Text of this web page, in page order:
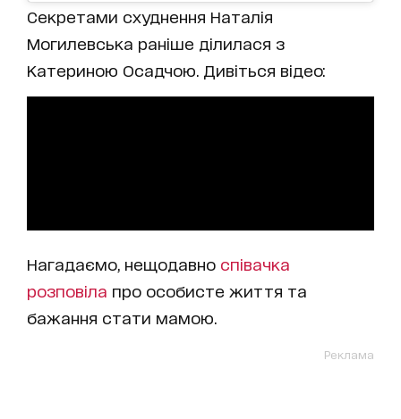
Секретами схуднення Наталія
Могилевська раніше ділилася з
Катериною Осадчою. Дивіться відео:
Нагадаємо, нещодавно співачка
розповіла про особисте життя та
бажання стати мамою.
Реклама